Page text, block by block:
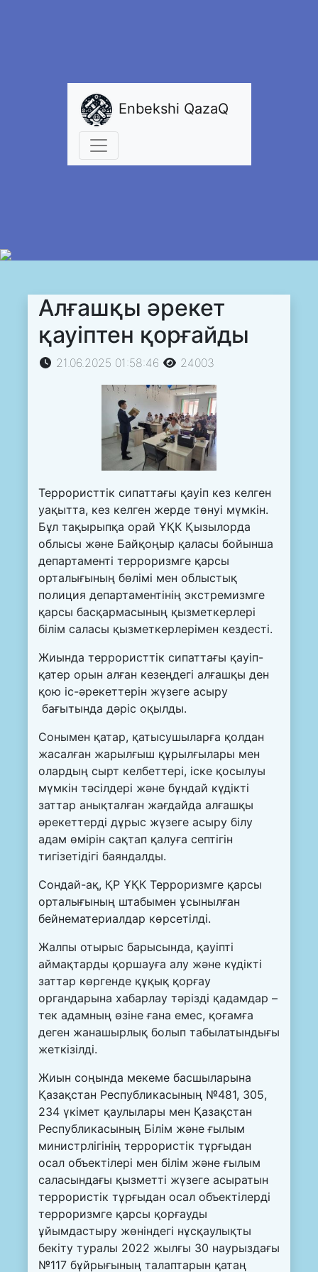
Enbekshi QazaQ
Алғашқы әрекет
қауіптен қорғайды
21.06.2025 01:58:46 24003
Террористтік сипаттағы қауіп кез келген
уақытта, кез келген жерде төнуі мүмкін.
Бұл тақырыпқа орай ҰҚК Қызылорда
облысы және Байқоңыр қаласы бойынша
департаменті терроризмге қарсы
орталығының бөлімі мен облыстық
полиция департаментінің экстремизмге
қарсы басқармасының қызметкерлері
білім саласы қызметкерлерімен кездесті.
Жиында террористтік сипаттағы қауіп-
қатер орын алған кезеңдегі алғашқы ден
қою іс-әрекеттерін жүзеге асыру
бағытында дәріс оқылды.
Сонымен қатар, қатысушыларға қолдан
жасалған жарылғыш құрылғылары мен
олардың сырт келбеттері, іске қосылуы
мүмкін тәсілдері және бұндай күдікті
заттар анықталған жағдайда алғашқы
әрекеттерді дұрыс жүзеге асыру білу
адам өмірін сақтап қалуға септігін
тигізетідігі баяндалды.
Сондай-ақ, ҚР ҰҚК Терроризмге қарсы
орталығының штабымен ұсынылған
бейнематериалдар көрсетілді.
Жалпы отырыс барысында, қауіпті
аймақтарды қоршауға алу және күдікті
заттар көргенде құқық қорғау
органдарына хабарлау тәрізді қадамдар –
тек адамның өзіне ғана емес, қоғамға
деген жанашырлық болып табылатындығы
жеткізілді.
Жиын соңында мекеме басшыларына
Қазақстан Республикасының №481, 305,
234 үкімет қаулылары мен Қазақстан
Республикасының Білім және ғылым
министрлігінің террористік тұрғыдан
осал объектілері мен білім және ғылым
саласындағы қызметті жүзеге асыратын
террористік тұрғыдан осал объектілерді
терроризмге қарсы қорғауды
ұйымдастыру жөніндегі нұсқаулықты
бекіту туралы 2022 жылғы 30 наурыздағы
№117 бұйрығының талаптарын қатаң